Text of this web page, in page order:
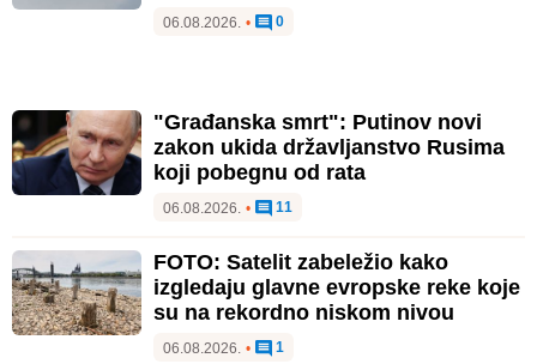
06.08.2026. • 0
"Građanska smrt": Putinov novi
zakon ukida državljanstvo Rusima
koji pobegnu od rata
06.08.2026. • 11
FOTO: Satelit zabeležio kako
izgledaju glavne evropske reke koje
su na rekordno niskom nivou
06.08.2026. • 1